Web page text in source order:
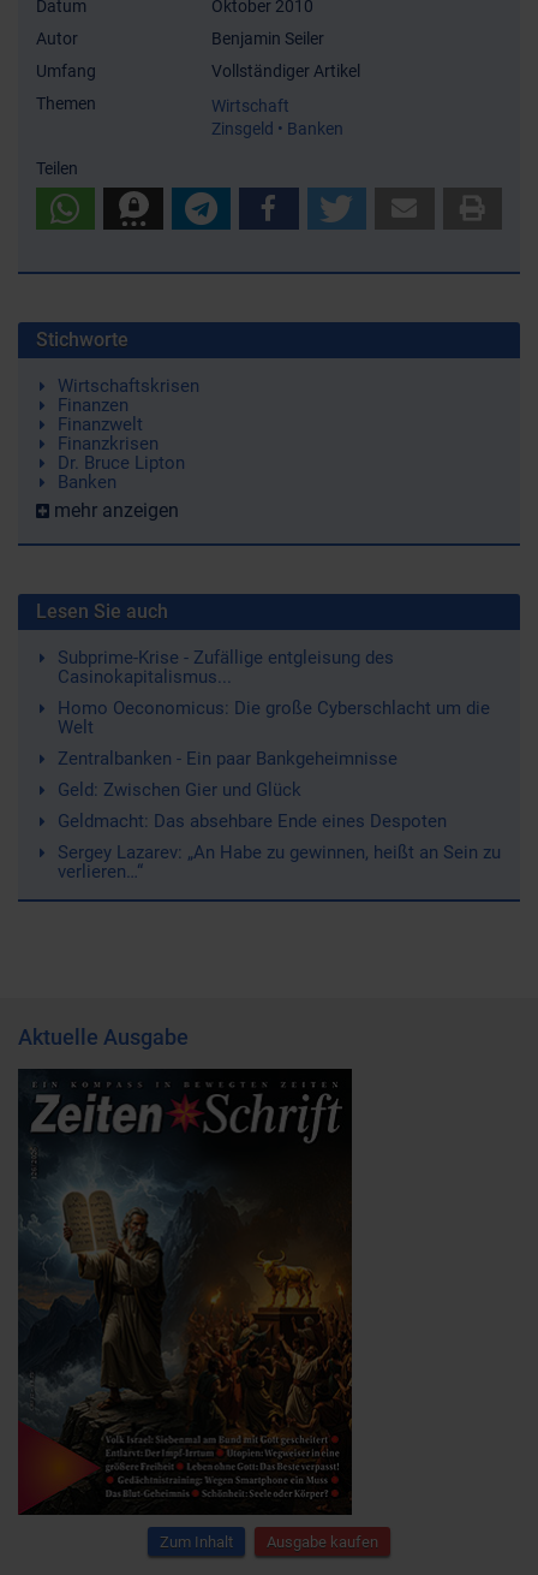
Datum
Oktober 2010
Autor
Benjamin Seiler
Umfang
Vollständiger Artikel
Themen
Wirtschaft
Zinsgeld • Banken
Teilen
Stichworte
Wirtschaftskrisen
Finanzen
Finanzwelt
Finanzkrisen
Dr. Bruce Lipton
Banken
mehr anzeigen
Lesen Sie auch
Subprime-Krise - Zufällige entgleisung des
Casinokapitalismus...
Homo Oeconomicus: Die große Cyberschlacht um die
Welt
Zentralbanken - Ein paar Bankgeheimnisse
Geld: Zwischen Gier und Glück
Geldmacht: Das absehbare Ende eines Despoten
Sergey Lazarev: „An Habe zu gewinnen, heißt an Sein zu
verlieren…“
Aktuelle Ausgabe
Zum Inhalt Ausgabe kaufen